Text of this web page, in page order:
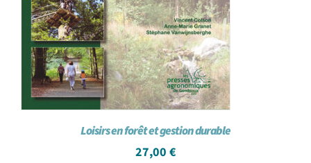
Loisirs en forêt et gestion durable
27,00 €